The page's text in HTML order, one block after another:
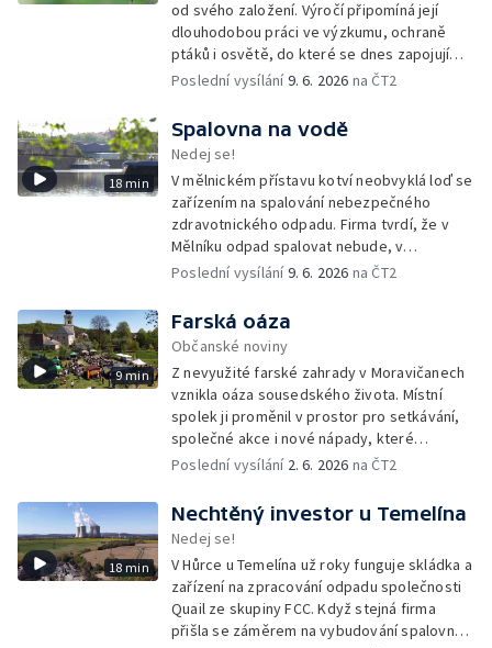
od svého založení. Výročí připomíná její
dlouhodobou práci ve výzkumu, ochraně
ptáků i osvětě, do které se dnes zapojují
tisíce členů a dobrovolníků po celé
Poslední vysílání9. 6. 2026 na ČT2
18 min
Spalovna na vodě
Nedej se!
V mělnickém přístavu kotví neobvyklá loď se
zařízením na spalování nebezpečného
zdravotnického odpadu. Firma tvrdí, že v
Mělníku odpad spalovat nebude, v
dokumentech k posuzování vlivů na životní
Poslední vysílání9. 6. 2026 na ČT2
9 min
Farská oáza
Občanské noviny
Z nevyužité farské zahrady v Moravičanech
vznikla oáza sousedského života. Místní
spolek ji proměnil v prostor pro setkávání,
společné akce i nové nápady, které
přesahují zahradu a pomáhají rozhýbat život
Poslední vysílání 2. 6. 2026 na ČT2
18 min
Nechtěný investor u Temelína
Nedej se!
V Hůrce u Temelína už roky funguje skládka a
zařízení na zpracování odpadu společnosti
Quail ze skupiny FCC. Když stejná firma
přišla se záměrem na vybudování spalovny